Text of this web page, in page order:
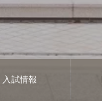
入試情報